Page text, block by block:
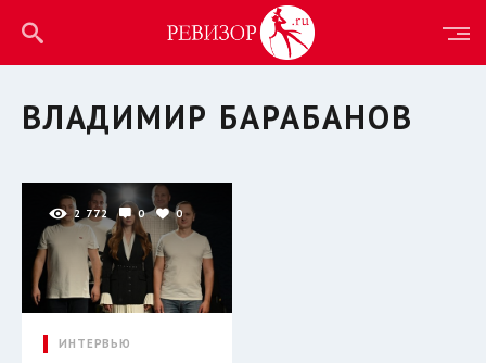
ВЛАДИМИР БАРАБАНОВ
2 772 0 0
ИНТЕРВЬЮ